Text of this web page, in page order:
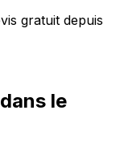
gratuit depuis
dans le